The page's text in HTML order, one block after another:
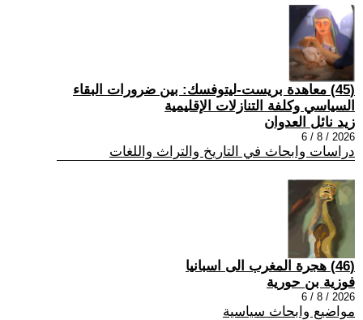
(45) معاهدة بريست-ليتوفسك: بين ضرورات البقاء
السياسي وكلفة التنازلات الإقليمية
زيد نائل العدوان
2026 / 8 / 6
دراسات وابحاث في التاريخ والتراث واللغات
(46) هجرة المغرب الى اسبانيا
فوزية بن حورية
2026 / 8 / 6
مواضيع وابحاث سياسية